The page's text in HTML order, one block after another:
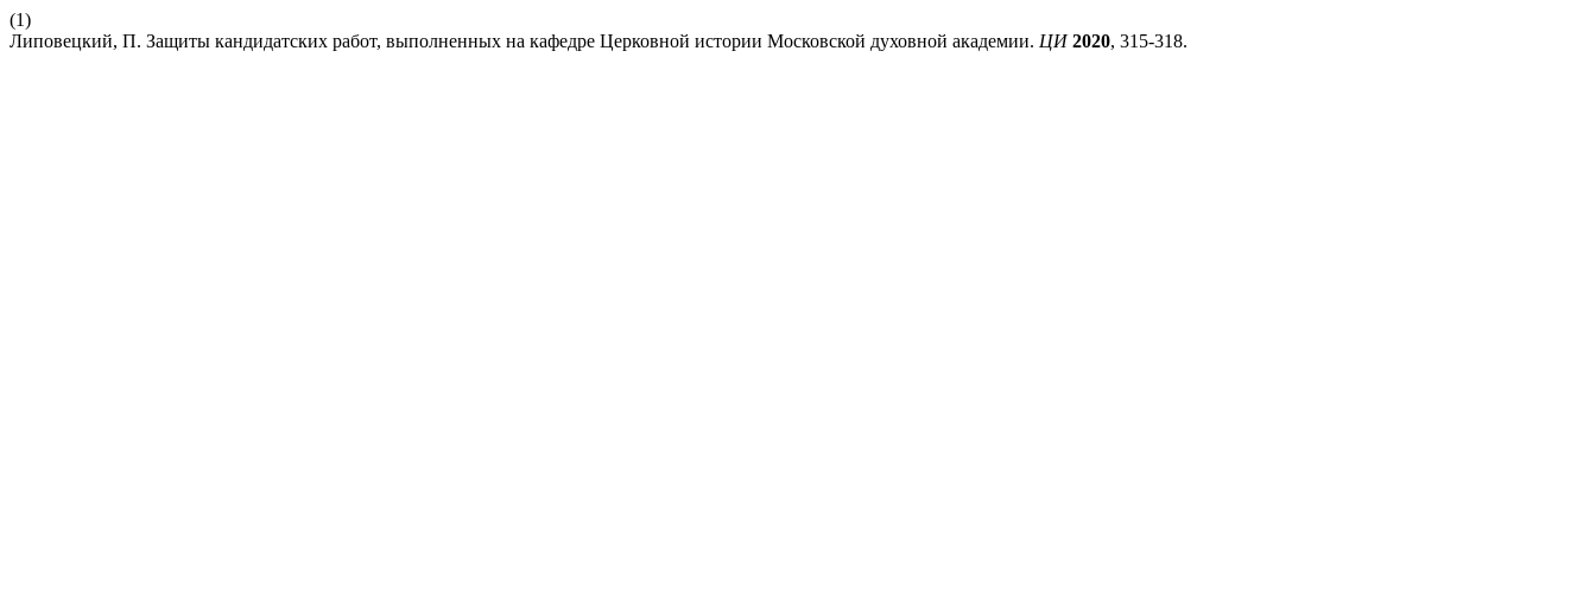
(1)
Липовецкий, П. Защиты кандидатских работ, выполненных на кафедре Церковной истории Московской духовной академии. ЦИ 2020, 315-318.